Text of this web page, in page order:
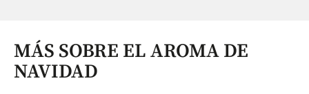
MÁS SOBRE EL AROMA DE
NAVIDAD